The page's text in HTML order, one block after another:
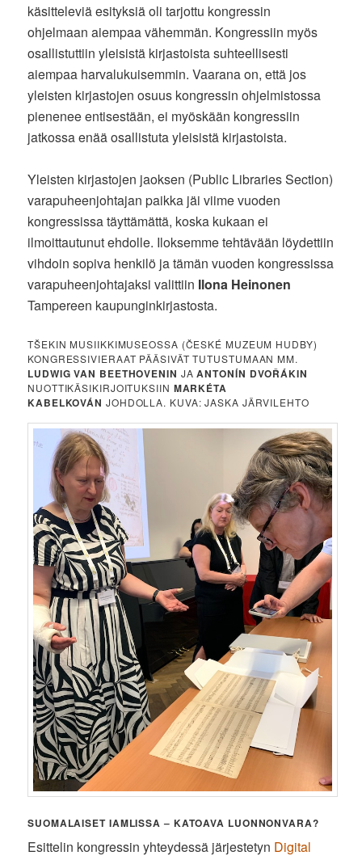
käsitteleviä esityksiä oli tarjottu kongressin
ohjelmaan aiempaa vähemmän. Kongressiin myös
osallistuttiin yleisistä kirjastoista suhteellisesti
aiempaa harvalukuisemmin. Vaarana on, että jos
yleisten kirjastojen osuus kongressin ohjelmistossa
pienenee entisestään, ei myöskään kongressiin
jatkossa enää osallistuta yleisistä kirjastoista.
Yleisten kirjastojen jaoksen (Public Libraries Section)
varapuheenjohtajan paikka jäi viime vuoden
kongressissa täyttämättä, koska kukaan ei
ilmoittautunut ehdolle. Iloksemme tehtävään löydettiin
vihdoin sopiva henkilö ja tämän vuoden kongressissa
varapuheenjohtajaksi valittiin Ilona Heinonen
Tampereen kaupunginkirjastosta.
TŠEKIN MUSIIKKIMUSEOSSA (ČESKÉ MUZEUM HUDBY)
KONGRESSIVIERAAT PÄÄSIVÄT TUTUSTUMAAN MM.
LUDWIG VAN BEETHOVENIN JAANTONÍN DVOŘÁKIN
NUOTTIKÄSIKIRJOITUKSIIN MARKÉTA
KABELKOVÁN JOHDOLLA. KUVA: JASKA JÄRVILEHTO
SUOMALAISET IAMLISSA – KATOAVA LUONNONVARA?
Esittelin kongressin yhteydessä järjestetyn Digital